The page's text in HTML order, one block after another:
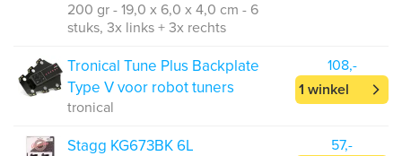
200 gr - 19,0 x 6,0 x 4,0 cm - 6
stuks, 3x links + 3x rechts
Tronical Tune Plus Backplate
Type V voor robot tuners
tronical
108,-
1 winkel
Stagg KG673BK 6L
57,-